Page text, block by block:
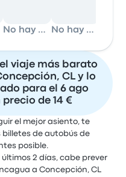
No hay datos No hay datos
viaje más barato
CL y lo
para el 6 ago
de 14 €
el mejor asiento, te
de autobús de
posible.
2 días, cabe prever
a Concepción, CL